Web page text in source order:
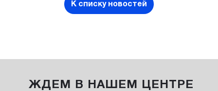
К списку новостей
ЖДЕМ В НАШЕМ ЦЕНТРЕ